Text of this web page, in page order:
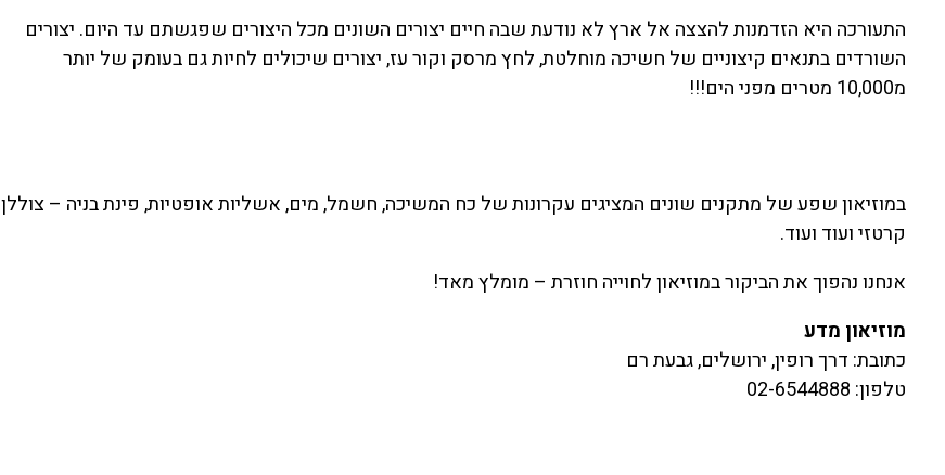
התעורכה היא הזדמנות להצצה אל ארץ לא נודעת שבה חיים יצורים השונים מכל היצורים שפגשתם עד היום. יצורים
השורדים בתנאים קיצוניים של חשיכה מוחלטת, לחץ מרסק וקור עז, יצורים שיכולים לחיות גם בעומק של יותר
מ10,000 מטרים מפני הים!!!
במוזיאון שפע של מתקנים שונים המציגים עקרונות של כח המשיכה, חשמל, מים, אשליות אופטיות, פינת בניה – צוללן
קרטזי ועוד ועוד.
אנחנו נהפוך את הביקור במוזיאון לחוייה חוזרת – מומלץ מאד!
מוזיאון מדע
כתובת: דרך רופין, ירושלים, גבעת רם
טלפון: 02-6544888